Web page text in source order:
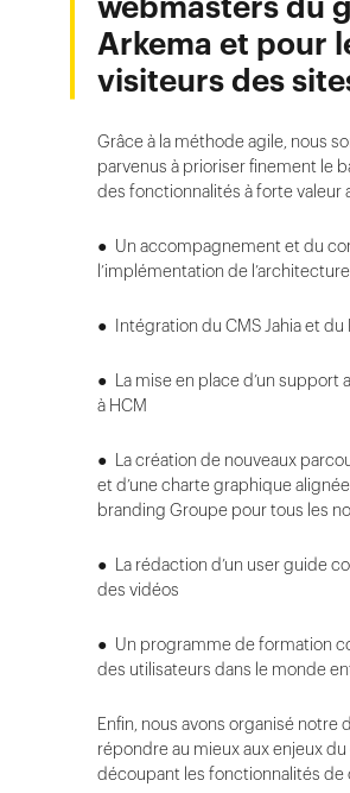
Arkema et pour
visiteurs des
Grâce à la méthode agile, nous
parvenus à prioriser finement le
des fonctionnalités à forte valeur
● Un accompagnement et du
l’implémentation de
● Intégration du CMS Jahia et du
● La mise en place d’un support
à HCM
● La création de nouveaux
et d’une charte graphique
branding Groupe pour tous les
● La rédaction d’un user guide
des vidéos
● Un programme de formation
des utilisateurs dans le monde
Enfin, nous avons organisé notre
répondre au mieux aux enjeux
découpant les fonctionnalités de